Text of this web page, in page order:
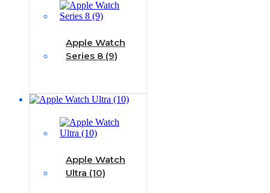
Apple Watch
Series 8 (9)
Apple Watch
Ultra (10)